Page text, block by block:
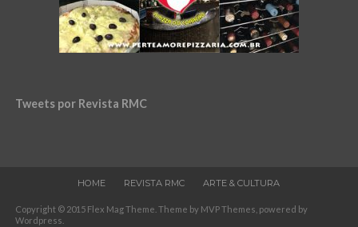
Tweets por Revista RMC
HOME REVISTA RMC ARTE & CULTURA
Copyright © 2015 Flex Mag Theme. Theme by MVP Themes, powered by
Wordpress.